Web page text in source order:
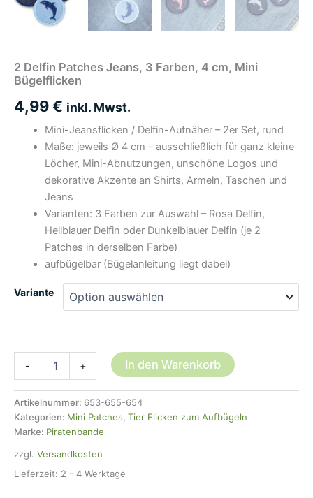
2 Delfin Patches Jeans, 3 Farben, 4 cm, Mini
Bügelflicken
4,99€ inkl. Mwst.
Mini-Jeansflicken / Delfin-Aufnäher – 2er Set, rund
Maße: jeweils Ø 4 cm – ausschließlich für ganz kleine
Löcher, Mini-Abnutzungen, unschöne Logos und
dekorative Akzente an Shirts, Ärmeln, Taschen und
Jeans
Varianten: 3 Farben zur Auswahl – Rosa Delfin,
Hellblauer Delfin oder Dunkelblauer Delfin (je 2
Patches in derselben Farbe)
aufbügelbar (Bügelanleitung liegt dabei)
Variante
-
Jeans,
3
Farben,
cm,
Mini
+ In den Warenkorb
Artikelnummer: 653-655-654
Kategorien: Mini Patches, Tier Flicken zum Aufbügeln
Marke: Piratenbande
zzgl. Versandkosten
Lieferzeit: 2 - 4 Werktage